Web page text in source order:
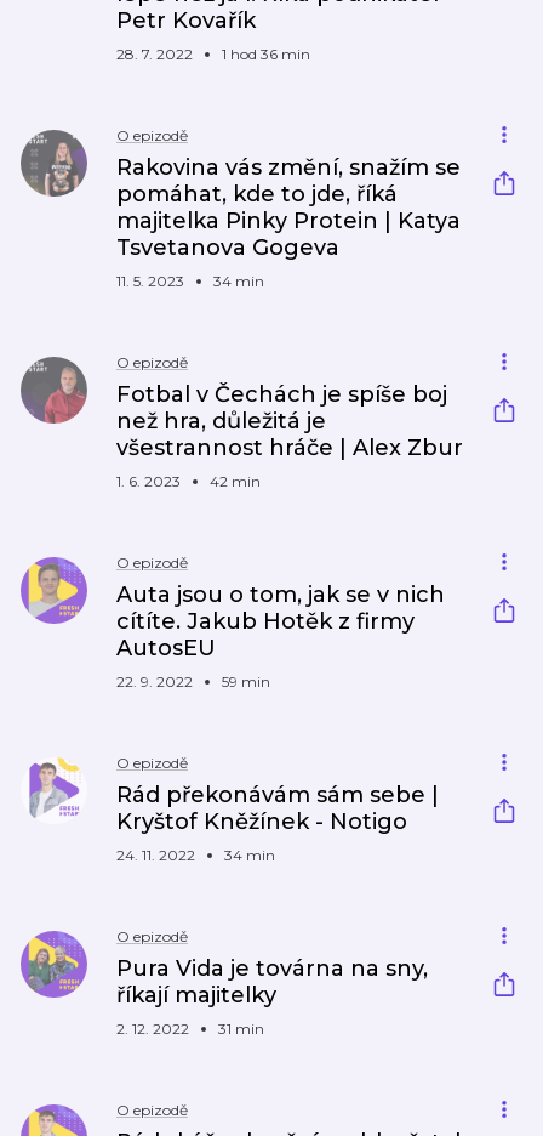
Petr Kovařík
28. 7. 2022 1 hod 36 min
O epizodě
Rakovina vás změní, snažím se
pomáhat, kde to jde, říká
majitelka Pinky Protein | Katya
Tsvetanova Gogeva
11. 5. 2023 34 min
O epizodě
Fotbal v Čechách je spíše boj
než hra, důležitá je
všestrannost hráče | Alex Zbur
1. 6. 2023 42 min
O epizodě
Auta jsou o tom, jak se v nich
cítíte. Jakub Hotěk z firmy
AutosEU
22. 9. 2022 59 min
O epizodě
Rád překonávám sám sebe |
Kryštof Kněžínek - Notigo
24. 11. 2022 34 min
O epizodě
Pura Vida je továrna na sny,
říkají majitelky
2. 12. 2022 31 min
O epizodě